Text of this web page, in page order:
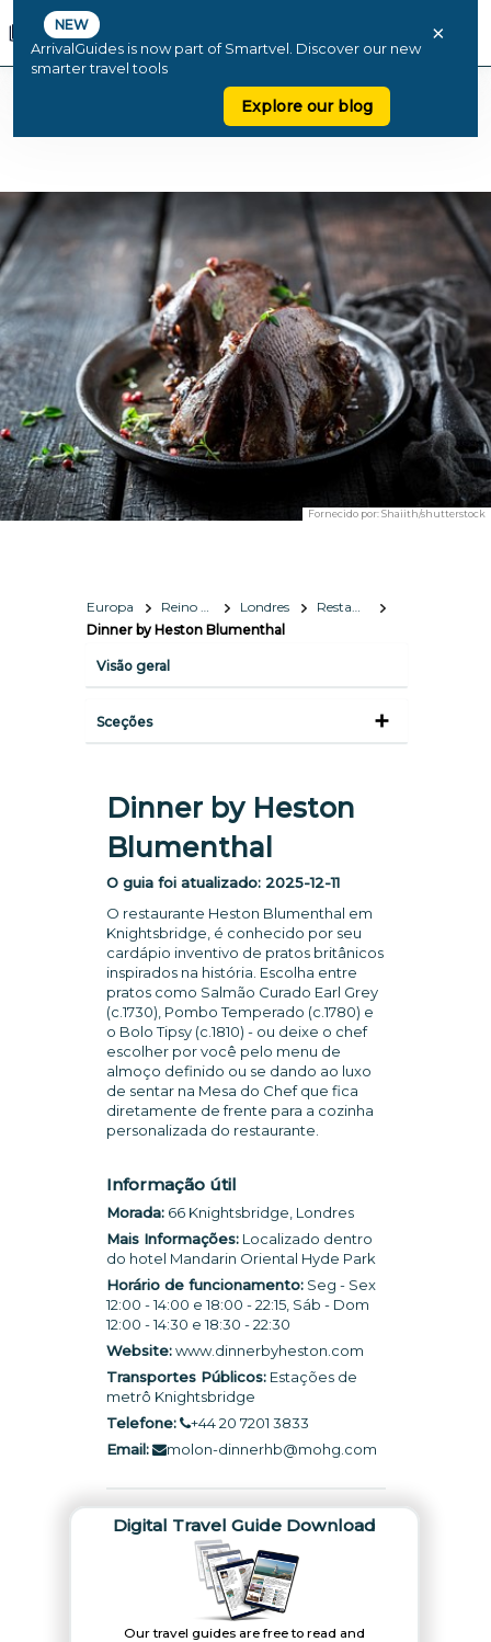
NEW
ArrivalGuides is now part of Smartvel. Discover our new
smarter travel tools
Explore our blog
×
Fornecido por:Shaiith/shutterstock
Europa Reino Unido Londres
Restaurantes
Dinner by Heston Blumenthal
Visão geral
Sceções
Dinner by Heston
Blumenthal
O guia foi atualizado: 2025-12-11
O restaurante Heston Blumenthal em
Knightsbridge, é conhecido por seu
cardápio inventivo de pratos britânicos
inspirados na história. Escolha entre
pratos como Salmão Curado Earl Grey
(c.1730), Pombo Temperado (c.1780) e
o Bolo Tipsy (c.1810) - ou deixe o chef
escolher por você pelo menu de
almoço definido ou se dando ao luxo
de sentar na Mesa do Chef que fica
diretamente de frente para a cozinha
personalizada do restaurante.
Informação útil
Morada:66 Knightsbridge, Londres
Mais Informações:Localizado dentro
do hotel Mandarin Oriental Hyde Park
Horário de funcionamento:Seg - Sex
12:00 - 14:00 e 18:00 - 22:15, Sáb - Dom
12:00 - 14:30 e 18:30 - 22:30
Website: www.dinnerbyheston.com
Transportes Públicos:Estações de
metrô Knightsbridge
Telefone:
+44 20 7201 3833
Email:
molon-dinnerhb@mohg.com
Digital Travel Guide Download
Our travel guides are free to read and